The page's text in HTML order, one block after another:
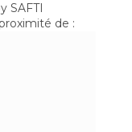
SAFTI
de :